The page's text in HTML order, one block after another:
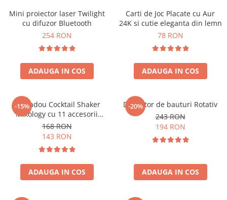
Mini proiector laser Twilight
cu difuzor Bluetooth
254 RON
ADAUGA IN COS
Carti de Joc Placate cu Aur
24K si cutie eleganta din lemn
78 RON
ADAUGA IN COS
-15%
Set cadou Cocktail Shaker
Mixology cu 11 accesorii
750ml Argintiu
168 RON
143 RON
ADAUGA IN COS
-20%
Decantor de bauturi Rotativ
243 RON
194 RON
ADAUGA IN COS